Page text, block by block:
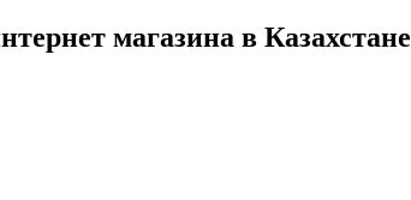
магазина в Казахстане